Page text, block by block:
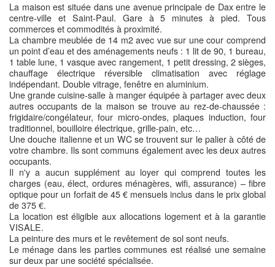
La maison est située dans une avenue principale de Dax entre le
centre-ville et Saint-Paul. Gare à 5 minutes à pied. Tous
commerces et commodités à proximité.
La chambre meublée de 14 m2 avec vue sur une cour comprend
un point d’eau et des aménagements neufs : 1 lit de 90, 1 bureau,
1 table lune, 1 vasque avec rangement, 1 petit dressing, 2 sièges,
chauffage électrique réversible climatisation avec réglage
indépendant. Double vitrage, fenêtre en aluminium.
Une grande cuisine-salle à manger équipée à partager avec deux
autres occupants de la maison se trouve au rez-de-chaussée :
frigidaire/congélateur, four micro-ondes, plaques induction, four
traditionnel, bouilloire électrique, grille-pain, etc…
Une douche italienne et un WC se trouvent sur le palier à côté de
votre chambre. Ils sont communs également avec les deux autres
occupants.
Il n'y a aucun supplément au loyer qui comprend toutes les
charges (eau, élect, ordures ménagères, wifi, assurance) – fibre
optique pour un forfait de 45 € mensuels inclus dans le prix global
de 375 €.
La location est éligible aux allocations logement et à la garantie
VISALE.
La peinture des murs et le revêtement de sol sont neufs.
Le ménage dans les parties communes est réalisé une semaine
sur deux par une société spécialisée.